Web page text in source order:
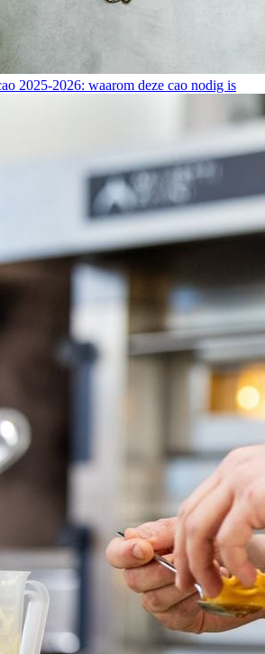
2025-2026: waarom deze cao nodig is